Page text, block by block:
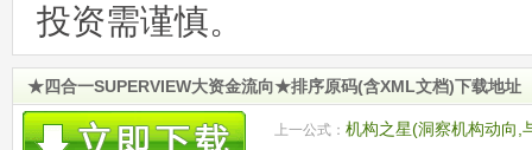
投资需谨慎。
★四合一SUPERVIEW大资金流向★排序原码(含XML文档)下载地址
上一公式： 机构之星(洞察机构动向,